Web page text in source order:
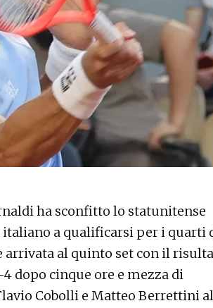
ha sconfitto lo statunitense
italiano a qualificarsi per i quarti
arrivata al quinto set con il
4 dopo cinque ore e mezza di
Cobolli e Matteo Berrettini al